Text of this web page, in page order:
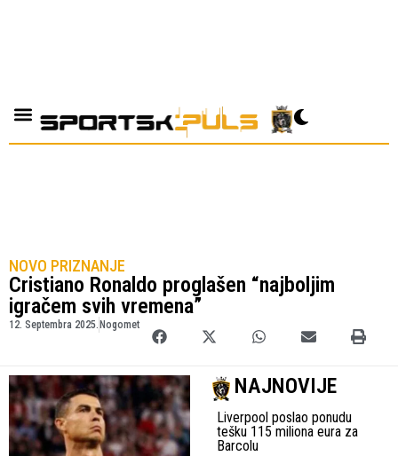
NOVO PRIZNANJE
Cristiano Ronaldo proglašen “najboljim
igračem svih vremena”
12. Septembra 2025. Nogomet
NAJNOVIJE
Liverpool poslao ponudu
tešku 115 miliona eura za
Barcolu